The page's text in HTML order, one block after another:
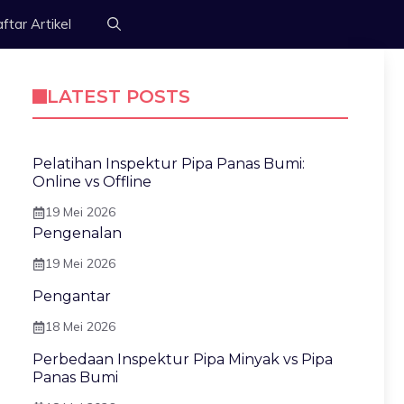
Artikel
LATEST POSTS
Pelatihan Inspektur Pipa Panas Bumi:
Online vs Offline
19 Mei 2026
Pengenalan
19 Mei 2026
Pengantar
18 Mei 2026
Perbedaan Inspektur Pipa Minyak vs Pipa
Panas Bumi